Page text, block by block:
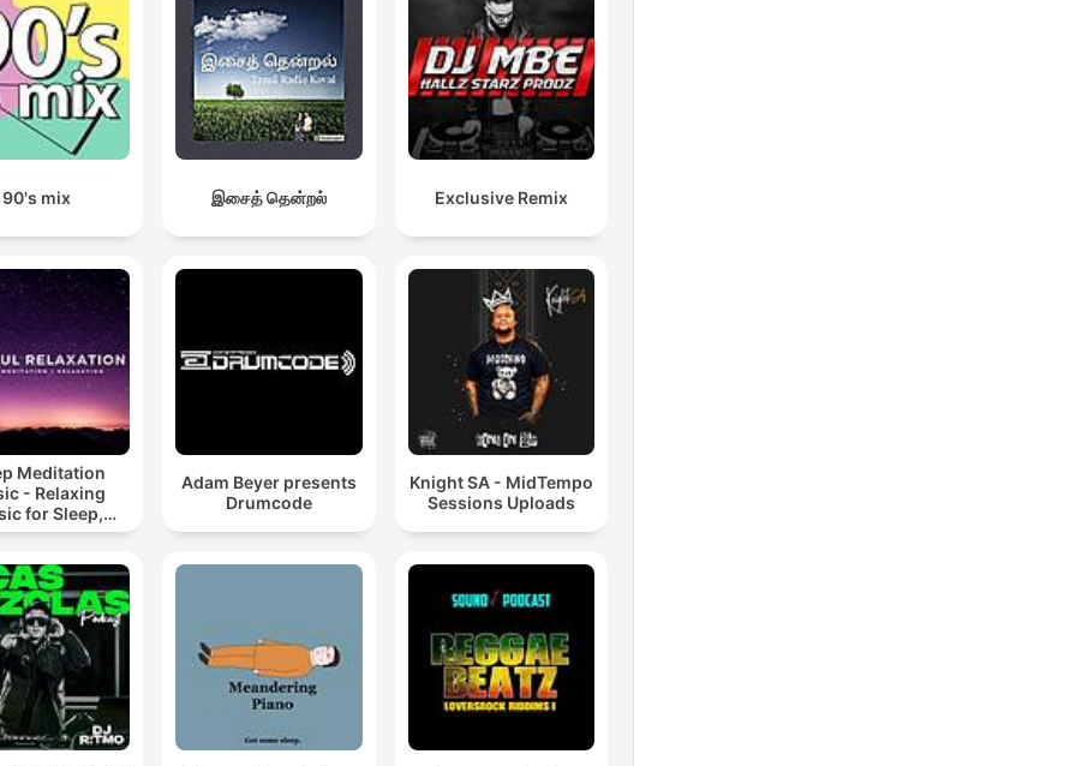
90's mix இசைத் தென்றல் Exclusive Remix
Meditation
- Relaxing
for Sleep,
&
Adam Beyer presents
Drumcode
Knight SA - MidTempo
Sessions Uploads